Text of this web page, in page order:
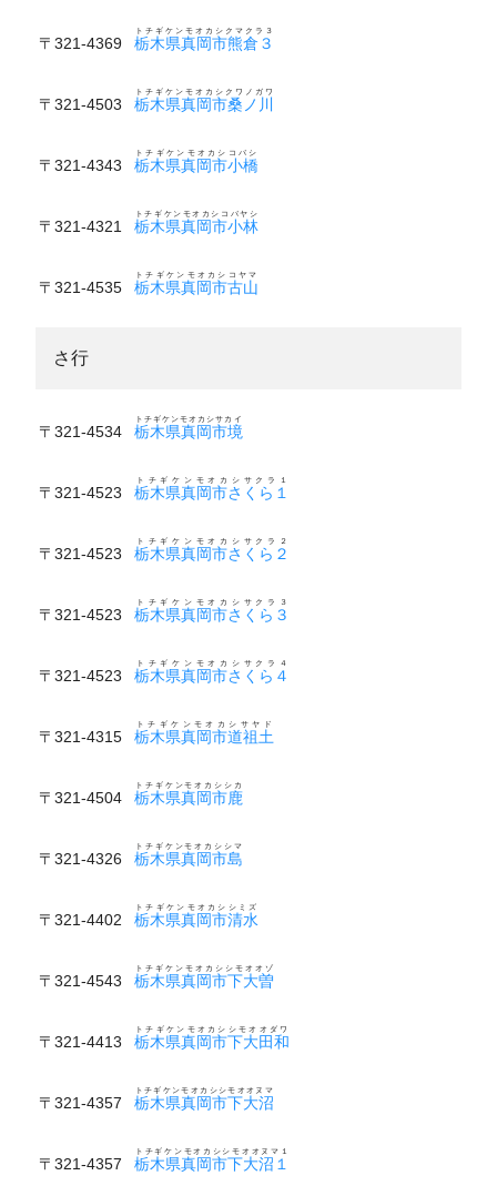
〒321-4369 栃木県真岡市熊倉３
トチギケンモオカシクマクラ３
〒321-4503 栃木県真岡市桑ノ川
トチギケンモオカシクワノガワ
〒321-4343 栃木県真岡市小橋
トチギケンモオカシコバシ
〒321-4321 栃木県真岡市小林
トチギケンモオカシコバヤシ
〒321-4535 栃木県真岡市古山
トチギケンモオカシコヤマ
さ行
〒321-4534 栃木県真岡市境
トチギケンモオカシサカイ
〒321-4523 栃木県真岡市さくら１
トチギケンモオカシサクラ１
〒321-4523 栃木県真岡市さくら２
トチギケンモオカシサクラ２
〒321-4523 栃木県真岡市さくら３
トチギケンモオカシサクラ３
〒321-4523 栃木県真岡市さくら４
トチギケンモオカシサクラ４
〒321-4315 栃木県真岡市道祖土
トチギケンモオカシサヤド
〒321-4504 栃木県真岡市鹿
トチギケンモオカシシカ
〒321-4326 栃木県真岡市島
トチギケンモオカシシマ
〒321-4402 栃木県真岡市清水
トチギケンモオカシシミズ
〒321-4543 栃木県真岡市下大曽
トチギケンモオカシシモオオゾ
〒321-4413 栃木県真岡市下大田和
トチギケンモオカシシモオオダワ
〒321-4357 栃木県真岡市下大沼
トチギケンモオカシシモオオヌマ
〒321-4357 栃木県真岡市下大沼１
トチギケンモオカシシモオオヌマ１